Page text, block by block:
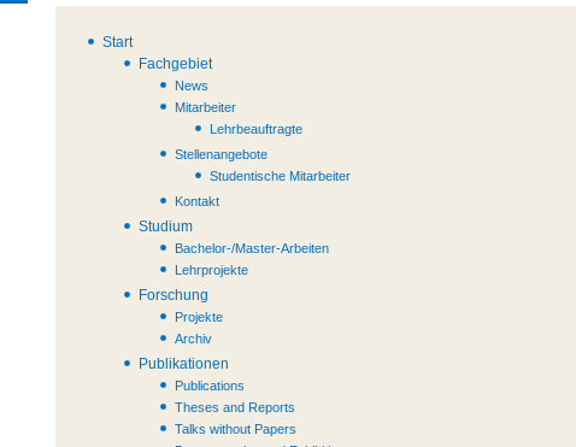
Start
Fachgebiet
News
Mitarbeiter
Lehrbeauftragte
Stellenangebote
Studentische Mitarbeiter
Kontakt
Studium
Bachelor-/Master-Arbeiten
Lehrprojekte
Forschung
Projekte
Archiv
Publikationen
Publications
Theses and Reports
Talks without Papers